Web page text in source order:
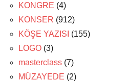
KONGRE (4)
KONSER (912)
KÖŞE YAZISI (155)
LOGO (3)
masterclass (7)
MÜZAYEDE (2)